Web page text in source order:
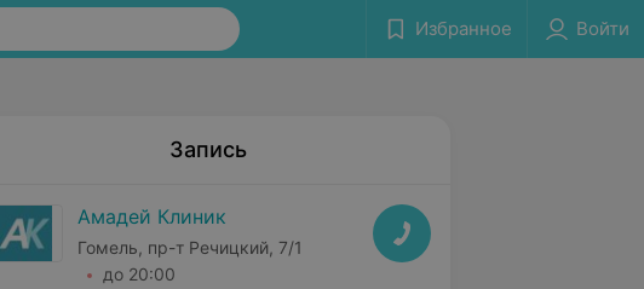
Избранное Войти
Запись
Амадей Клиник
Гомель, пр-т Речицкий, 7/1
до 20:00